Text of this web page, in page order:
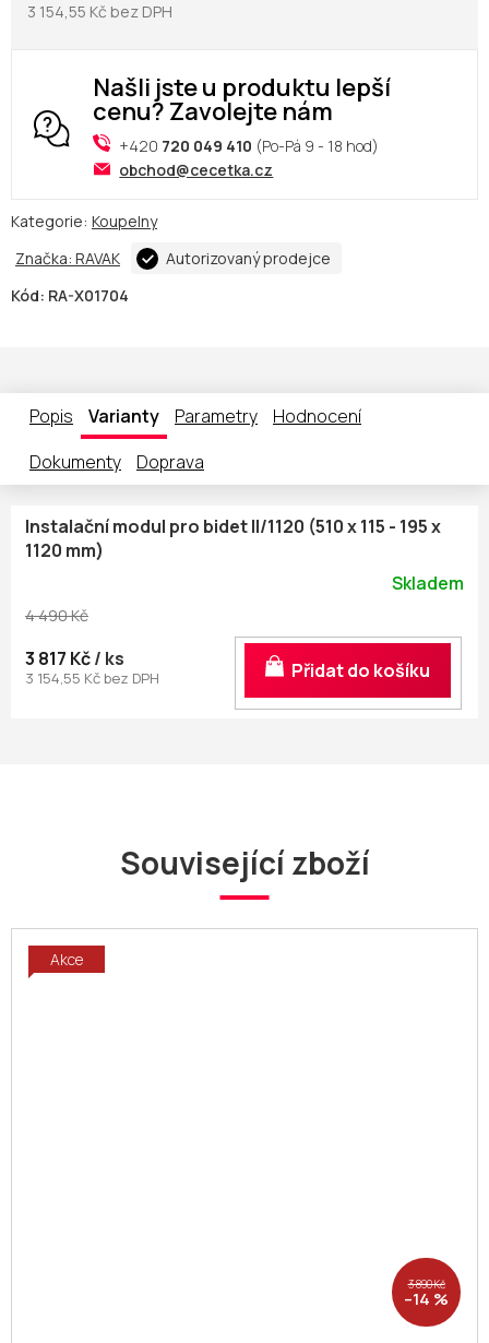
3 154,55 Kč bez DPH
Našli jste u produktu lepší
cenu? Zavolejte nám
+420 720 049 410 (Po-Pá 9 - 18 hod)
obchod@cecetka.cz
Kategorie: Koupelny
Značka: RAVAK
Autorizovaný prodejce
Kód: RA-X01704
Popis Varianty Parametry
Hodnocení
Dokumenty
Doprava
Instalační modul pro bidet II/1120 (510 x 115 - 195 x
1120 mm)
4 490 Kč
3 817 Kč/ ks
3 154,55 Kč bez DPH
Skladem
Do košíku
Související zboží
Akce
3 890 Kč
–14 %